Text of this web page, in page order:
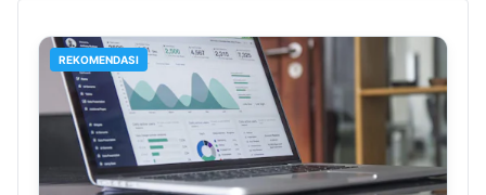
REKOMENDASI